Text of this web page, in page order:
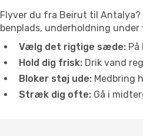
Flyver du fra Beirut til
benplads, underholdning
Vælg det rigtige sæde:
Hold dig frisk: Drik vand
Bloker støj ude: Medbring
Stræk dig ofte: Gå i